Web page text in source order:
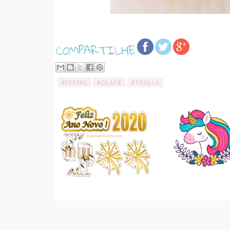
#FESTAS #GLACÊ #TROLLS